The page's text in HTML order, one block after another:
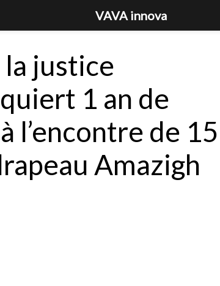
la justice
1 an de
l’encontre de 15
Amazigh
VAVA innova